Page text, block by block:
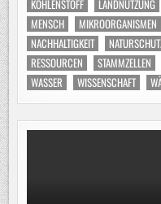
KOHLENSTOFF
LANDNUTZUNG
MENSCH
MIKROORGANISMEN
NACHHALTIGKEIT
RESSOURCEN
STAMMZELLEN
WASSER
WISSENSCHAFT